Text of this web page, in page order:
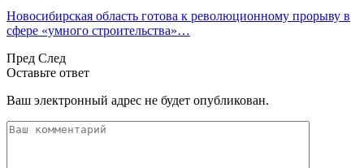
Новосибирская область готова к революционному прорыву в
сфере «умного строительства»…
Пред След
Оставьте ответ
Ваш электронный адрес не будет опубликован.